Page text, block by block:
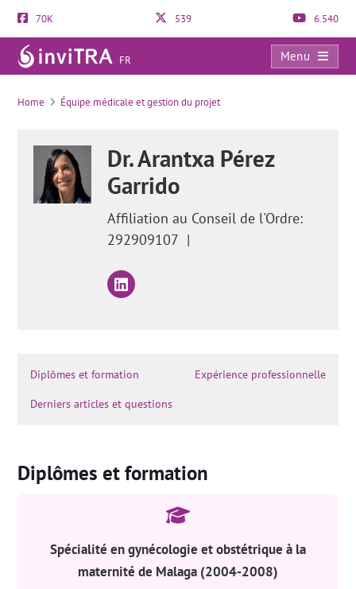
70K 539 6.540
FR
Menu
Salpingectomie: comment retirer les trompes de Fallope?
Home Équipe médicale et gestion du projet
Dr. Arantxa Pérez
Garrido
Affiliation au Conseil de l'Ordre:
292909107 |
Diplômes et formation Expérience professionnelle
Derniers articles et questions
Diplômes et formation
Spécialité en gynécologie et obstétrique à la
maternité de Malaga (2004-2008)